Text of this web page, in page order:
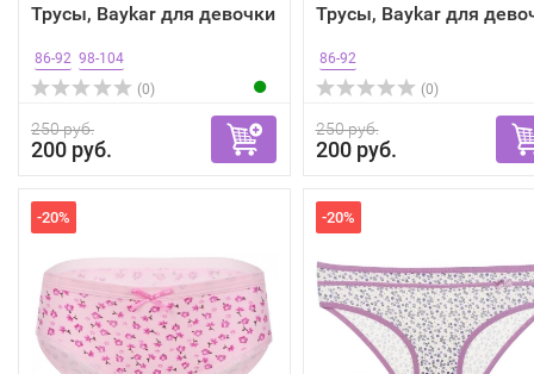
Трусы, Baykar для девочки
86-92 98-104
(0)
250 руб.
200 руб.
Трусы, Baykar для
86-92
(0)
250 руб.
200 руб.
-20% -20%